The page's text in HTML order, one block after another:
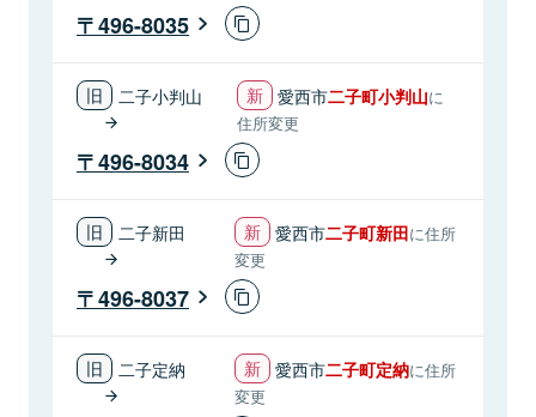
496-8035
二子小判山 愛西市二子町小判山に
住所変更
496-8034
二子新田 愛西市二子町新田に住所
変更
496-8037
二子定納 愛西市二子町定納に住所
変更